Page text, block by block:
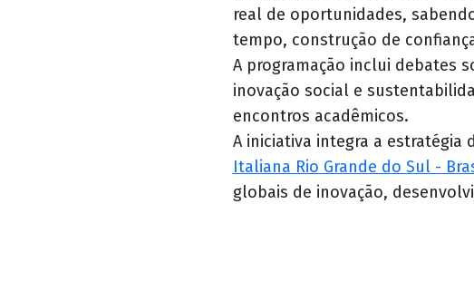
real de oportunidades,
tempo, construção de
A programação inclui debates
inovação social e
encontros acadêmicos.
A iniciativa integra a estratégia
Italiana Rio Grande do Sul -
globais de inovação,